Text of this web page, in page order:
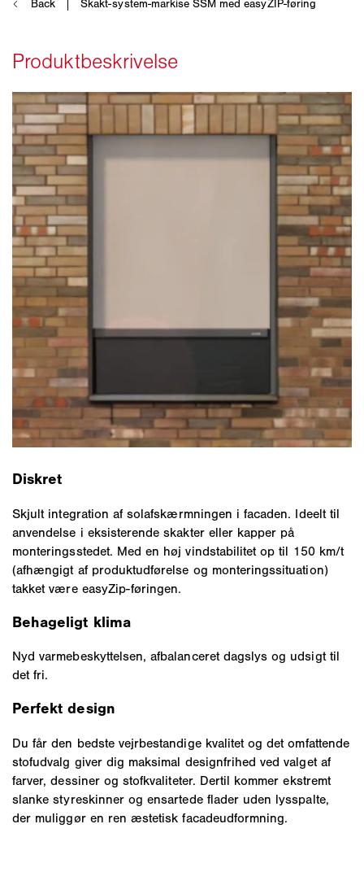
Diskret
Skjult integration af solafskærmningen i facaden. Ideelt til
anvendelse i eksisterende skakter eller kapper på
monteringsstedet. Med en høj vindstabilitet op til 150 km/t
(afhængigt af produktudførelse og monteringssituation)
takket være easyZip-føringen.
Behageligt klima
Nyd varmebeskyttelsen, afbalanceret dagslys og udsigt til
det fri.
Perfekt design
Du får den bedste vejrbestandige kvalitet og det omfattende
stofudvalg giver dig maksimal designfrihed ved valget af
farver, dessiner og stofkvaliteter. Dertil kommer ekstremt
slanke styreskinner og ensartede flader uden lysspalte,
der muliggør en ren æstetisk facadeudformning.